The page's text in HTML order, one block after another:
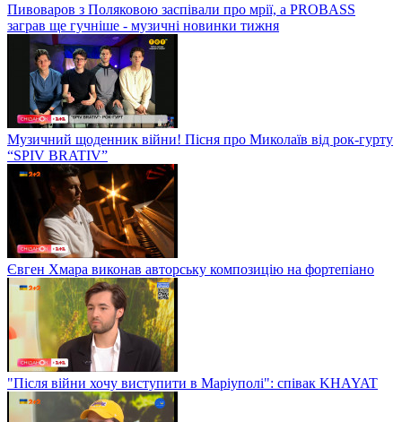
Пивоваров з Поляковою заспівали про мрії, а PROBASS
заграв ще гучніше - музичні новинки тижня
Музичний щоденник війни! Пісня про Миколаїв від рок-гурту
“SPIV BRATIV”
Євген Хмара виконав авторську композицію на фортепіано
"Після війни хочу виступити в Маріуполі": співак KHAYAT